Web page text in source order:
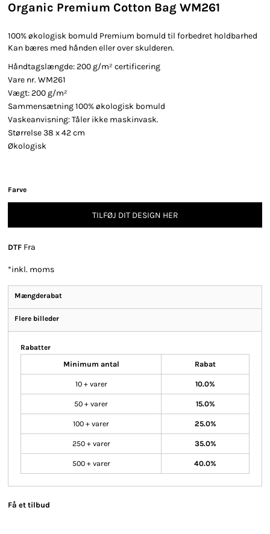
Organic Premium Cotton Bag WM261
100% økologisk bomuld Premium bomuld til forbedret holdbarhed
Kan bæres med hånden eller over skulderen.
Håndtagslængde: 200 g/m² certificering
Vare nr. WM261
Vægt: 200 g/m²
Sammensætning 100% økologisk bomuld
Vaskeanvisning: Tåler ikke maskinvask.
Størrelse 38 x 42 cm
Økologisk
Farve
TILFØJ DIT DESIGN HER
DTF Fra
*inkl. moms
Mængderabat
Flere billeder
Rabatter
Minimum antal Rabat
10 + varer 10.0%
50 + varer 15.0%
100 + varer 25.0%
250 + varer 35.0%
500 + varer 40.0%
Få et tilbud